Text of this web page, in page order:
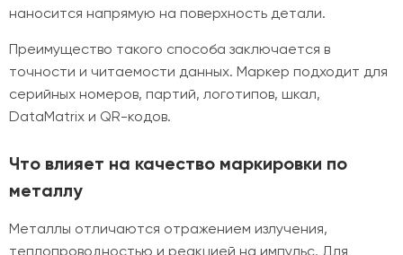
наносится напрямую на поверхность детали.
Преимущество такого способа заключается в
точности и читаемости данных. Маркер подходит для
серийных номеров, партий, логотипов, шкал,
DataMatrix и QR-кодов.
Что влияет на качество маркировки по
металлу
Металлы отличаются отражением излучения,
теплопроводностью и реакцией на импульс. Для